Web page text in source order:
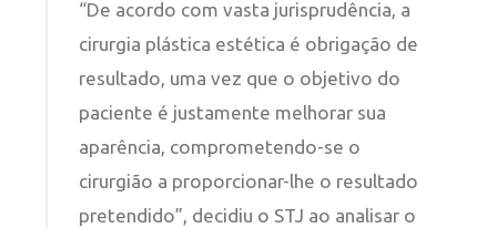
“De acordo com vasta jurisprudência, a
cirurgia plástica estética é obrigação de
resultado, uma vez que o objetivo do
paciente é justamente melhorar sua
aparência, comprometendo-se o
cirurgião a proporcionar-lhe o resultado
pretendido”, decidiu o STJ ao analisar o